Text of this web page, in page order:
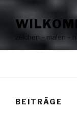
zeichen – malen –
BEITRÄGE